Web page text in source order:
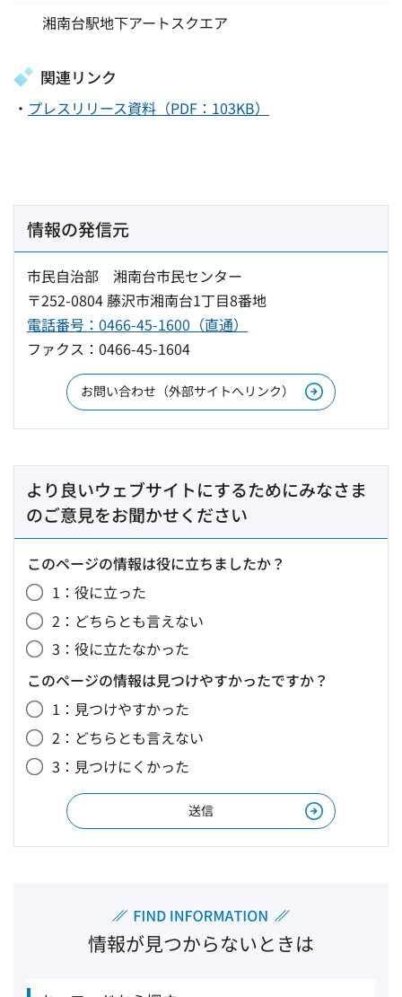
湘南台駅地下アートスクエア
関連リンク
・ プレスリリース資料（PDF：103KB）
情報の発信元
市民自治部 湘南台市民センター
〒252-0804 藤沢市湘南台1丁目8番地
電話番号：0466-45-1600（直通）
ファクス：0466-45-1604
お問い合わせ（外部サイトへリンク）
より良いウェブサイトにするためにみなさま
のご意見をお聞かせください
このページの情報は役に立ちましたか？
1：役に立った
2：どちらとも言えない
3：役に立たなかった
このページの情報は見つけやすかったですか？
1：見つけやすかった
2：どちらとも言えない
3：見つけにくかった
情報が見つからないときは